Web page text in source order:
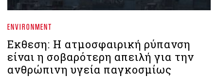
ENVIRONMENT
Εκθεση: Η ατμοσφαιρική ρύπανση
είναι η σοβαρότερη απειλή για την
ανθρώπινη υγεία παγκοσμίως